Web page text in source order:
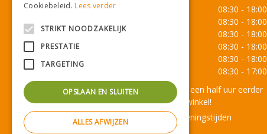
Maandag
08:30 - 18:00
08:30 - 18:00
Woensdag
08:30 - 18:00
08:30 - 18:00
08:30 - 18:00
08:30 - 17:00
Onze lunchroom sluit een half uur eerder
dan de winkel!
Toon alle openingstijden
Cookiebeleid.Lees verder
STRIKT NOODZAKELIJK
PRESTATIE
TARGETING
OPSLAAN EN SLUITEN
ALLES AFWIJZEN